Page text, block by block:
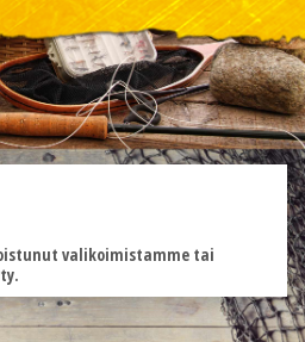
valikoimistamme tai